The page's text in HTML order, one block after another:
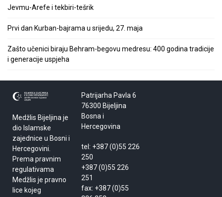
Jevmu-Arefe i tekbiri-tešrik
Prvi dan Kurban-bajrama u srijedu, 27. maja
Zašto učenici biraju Behram-begovu medresu: 400 godina tradicije
i generacije uspjeha
Medžlis Bijeljina je
dio Islamske
zajednice u Bosni i
Hercegovini.
Prema pravnim
regulativama
Medžlis je pravno
lice kojeg
Patrijarha Pavla 6
76300 Bijeljina
Bosna i
Hercegovina
tel: +387 (0)55 226
250
+387 (0)55 226
251
fax: +387 (0)55